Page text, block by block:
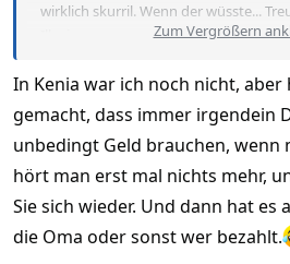
wirklich skurril. Wenn der wüsste...
Es gibt noch die schlimmere
irgendeinem.Treffen immer wieder
ich mitbekommen habe Neulinge die
Bekannte von mir hat ein Händchen
einen am Start der irgendwann mal
man mit europäischen Mindset
auf einer App wäre was besonderes
Zum Vergrößern
In Kenia war ich noch nicht,
gemacht, dass immer irgendein
unbedingt Geld brauchen, wenn
hört man erst mal nichts mehr,
Sie sich wieder. Und dann hat es
die Oma oder sonst wer bezahlt.